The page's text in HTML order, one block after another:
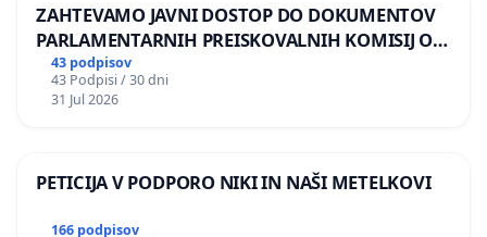
ZAHTEVAMO JAVNI DOSTOP DO DOKUMENTOV
PARLAMENTARNIH PREISKOVALNIH KOMISIJ O
ILEGALNI TRGOVINI Z OROŽJEM
43 podpisov
43 Podpisi / 30 dni
31 Jul 2026
PETICIJA V PODPORO NIKI IN NAŠI METELKOVI
166 podpisov